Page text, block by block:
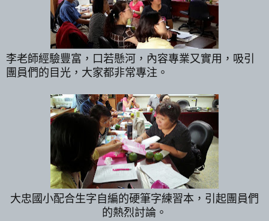
李老師經驗豐富，口若懸河，內容專業又實用，吸引
團員們的目光，大家都非常專注。
大忠國小配合生字自編的硬筆字練習本，引起團員們
的熱烈討論。